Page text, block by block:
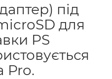
під
для
PS
Pro.